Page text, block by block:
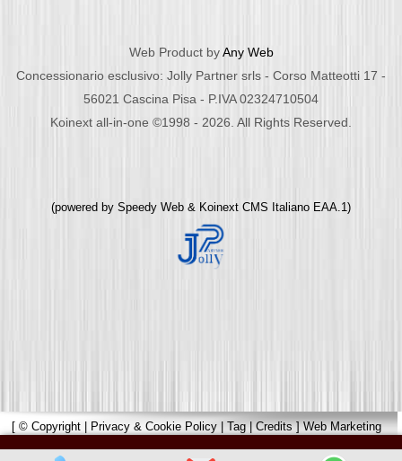
Web Product byAny Web
Concessionario esclusivo: Jolly Partner srls - Corso Matteotti 17 -
56021 Cascina Pisa - P.IVA 02324710504
Koinext all-in-one ©1998 - 2026. All Rights Reserved.
(powered by Speedy Web & Koinext CMS Italiano EAA.1)
[ © Copyright | Privacy & Cookie Policy | Tag|Credits]Web Marketing
Pisapowered byPisa Online|Hotels Web|Italia Search|Network Portali